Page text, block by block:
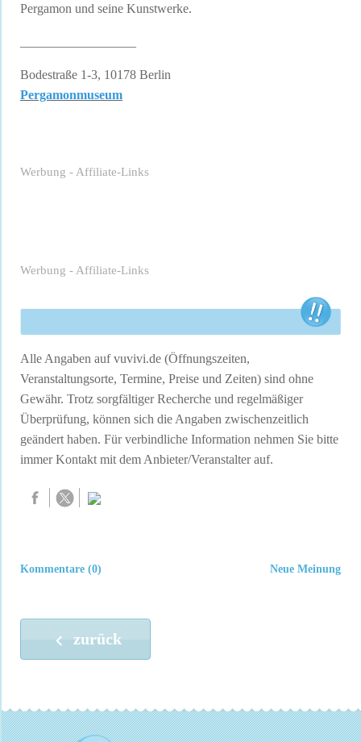
Pergamon und seine Kunstwerke.
Bodestraße 1-3, 10178 Berlin
Pergamonmuseum
Werbung - Affiliate-Links
Werbung - Affiliate-Links
Alle Angaben auf vuvivi.de (Öffnungszeiten,
Veranstaltungsorte, Termine, Preise und Zeiten) sind ohne
Gewähr. Trotz sorgfältiger Recherche und regelmäßiger
Überprüfung, können sich die Angaben zwischenzeitlich
geändert haben. Für verbindliche Information nehmen Sie bitte
immer Kontakt mit dem Anbieter/Veranstalter auf.
Neue Meinung
Kommentare (0)
zurück